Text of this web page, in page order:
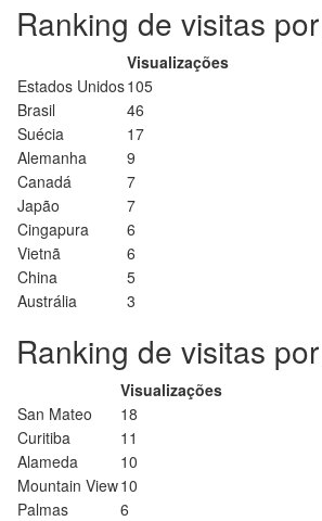
Ranking de visitas
Visualizações
Estados Unidos105
Brasil
46
Suécia
17
Alemanha
9
Canadá
7
Japão
7
Cingapura
6
Vietnã
6
China
5
Austrália
3
Ranking de visitas
Visualizações
San Mateo
18
Curitiba
11
Alameda
10
Mountain View10
Palmas
6